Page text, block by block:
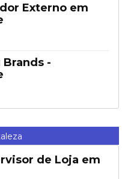
Externo em
Brands -
de Loja em